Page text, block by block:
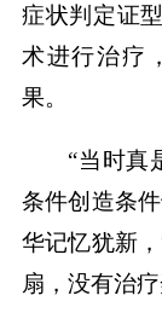
症状判定证
术进行治疗
果。
“当时真
条件创造条
华记忆犹新
扇，没有治